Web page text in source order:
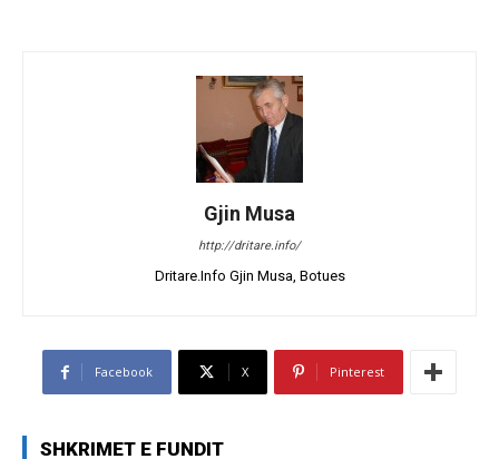
Gjin Musa
http://dritare.info/
Dritare.Info Gjin Musa, Botues
Facebook X Pinterest
SHKRIMET E FUNDIT